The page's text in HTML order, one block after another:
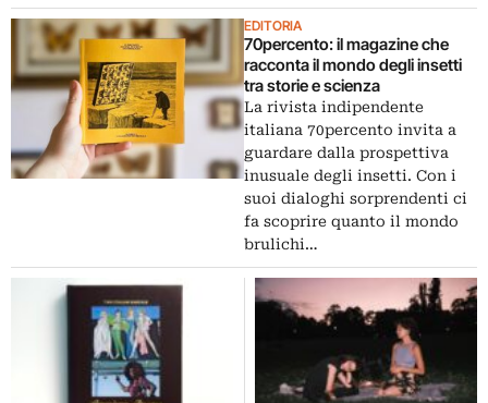
EDITORIA
70percento: il magazine che
racconta il mondo degli insetti
tra storie e scienza
La rivista indipendente
italiana 70percento invita a
guardare dalla prospettiva
inusuale degli insetti. Con i
suoi dialoghi sorprendenti ci
fa scoprire quanto il mondo
brulichi…